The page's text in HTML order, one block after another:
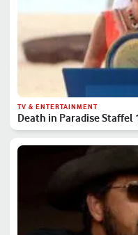
TV & ENTERTAINMENT
Death in Paradise Staffel